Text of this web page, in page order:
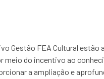
Gestão FEA Cultural estão
meio do incentivo ao
a ampliação e